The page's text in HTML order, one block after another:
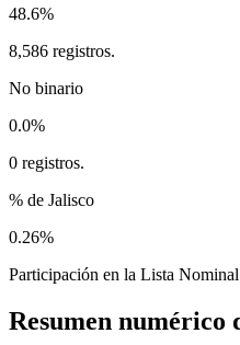
48.6%
8,586 registros.
No binario
0.0%
0 registros.
% de Jalisco
0.26%
Participación en la Lista Nominal
Resumen numérico